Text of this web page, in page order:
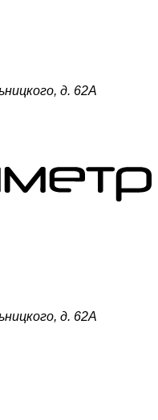
д. 62А
д. 62А